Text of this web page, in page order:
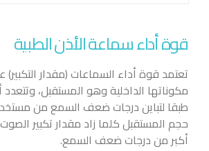
قوة أداء سماعة الأذن الطبية
تعتمد قوة أداء السماعات (مقدار
مكوناتها الداخلية وهو المستقبل،
طبقا لتباين درجات ضعف السمع من
حجم المستقبل كلما زاد مقدار تكبير
أكبر من درجات ضعف السمع.